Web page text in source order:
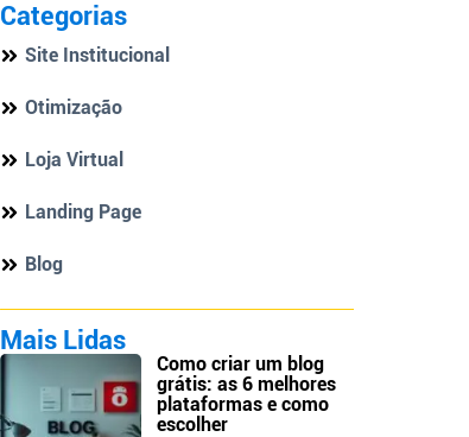
Categorias
Site Institucional
Otimização
Loja Virtual
Landing Page
Blog
Mais Lidas
Como criar um blog
grátis: as 6 melhores
plataformas e como
escolher